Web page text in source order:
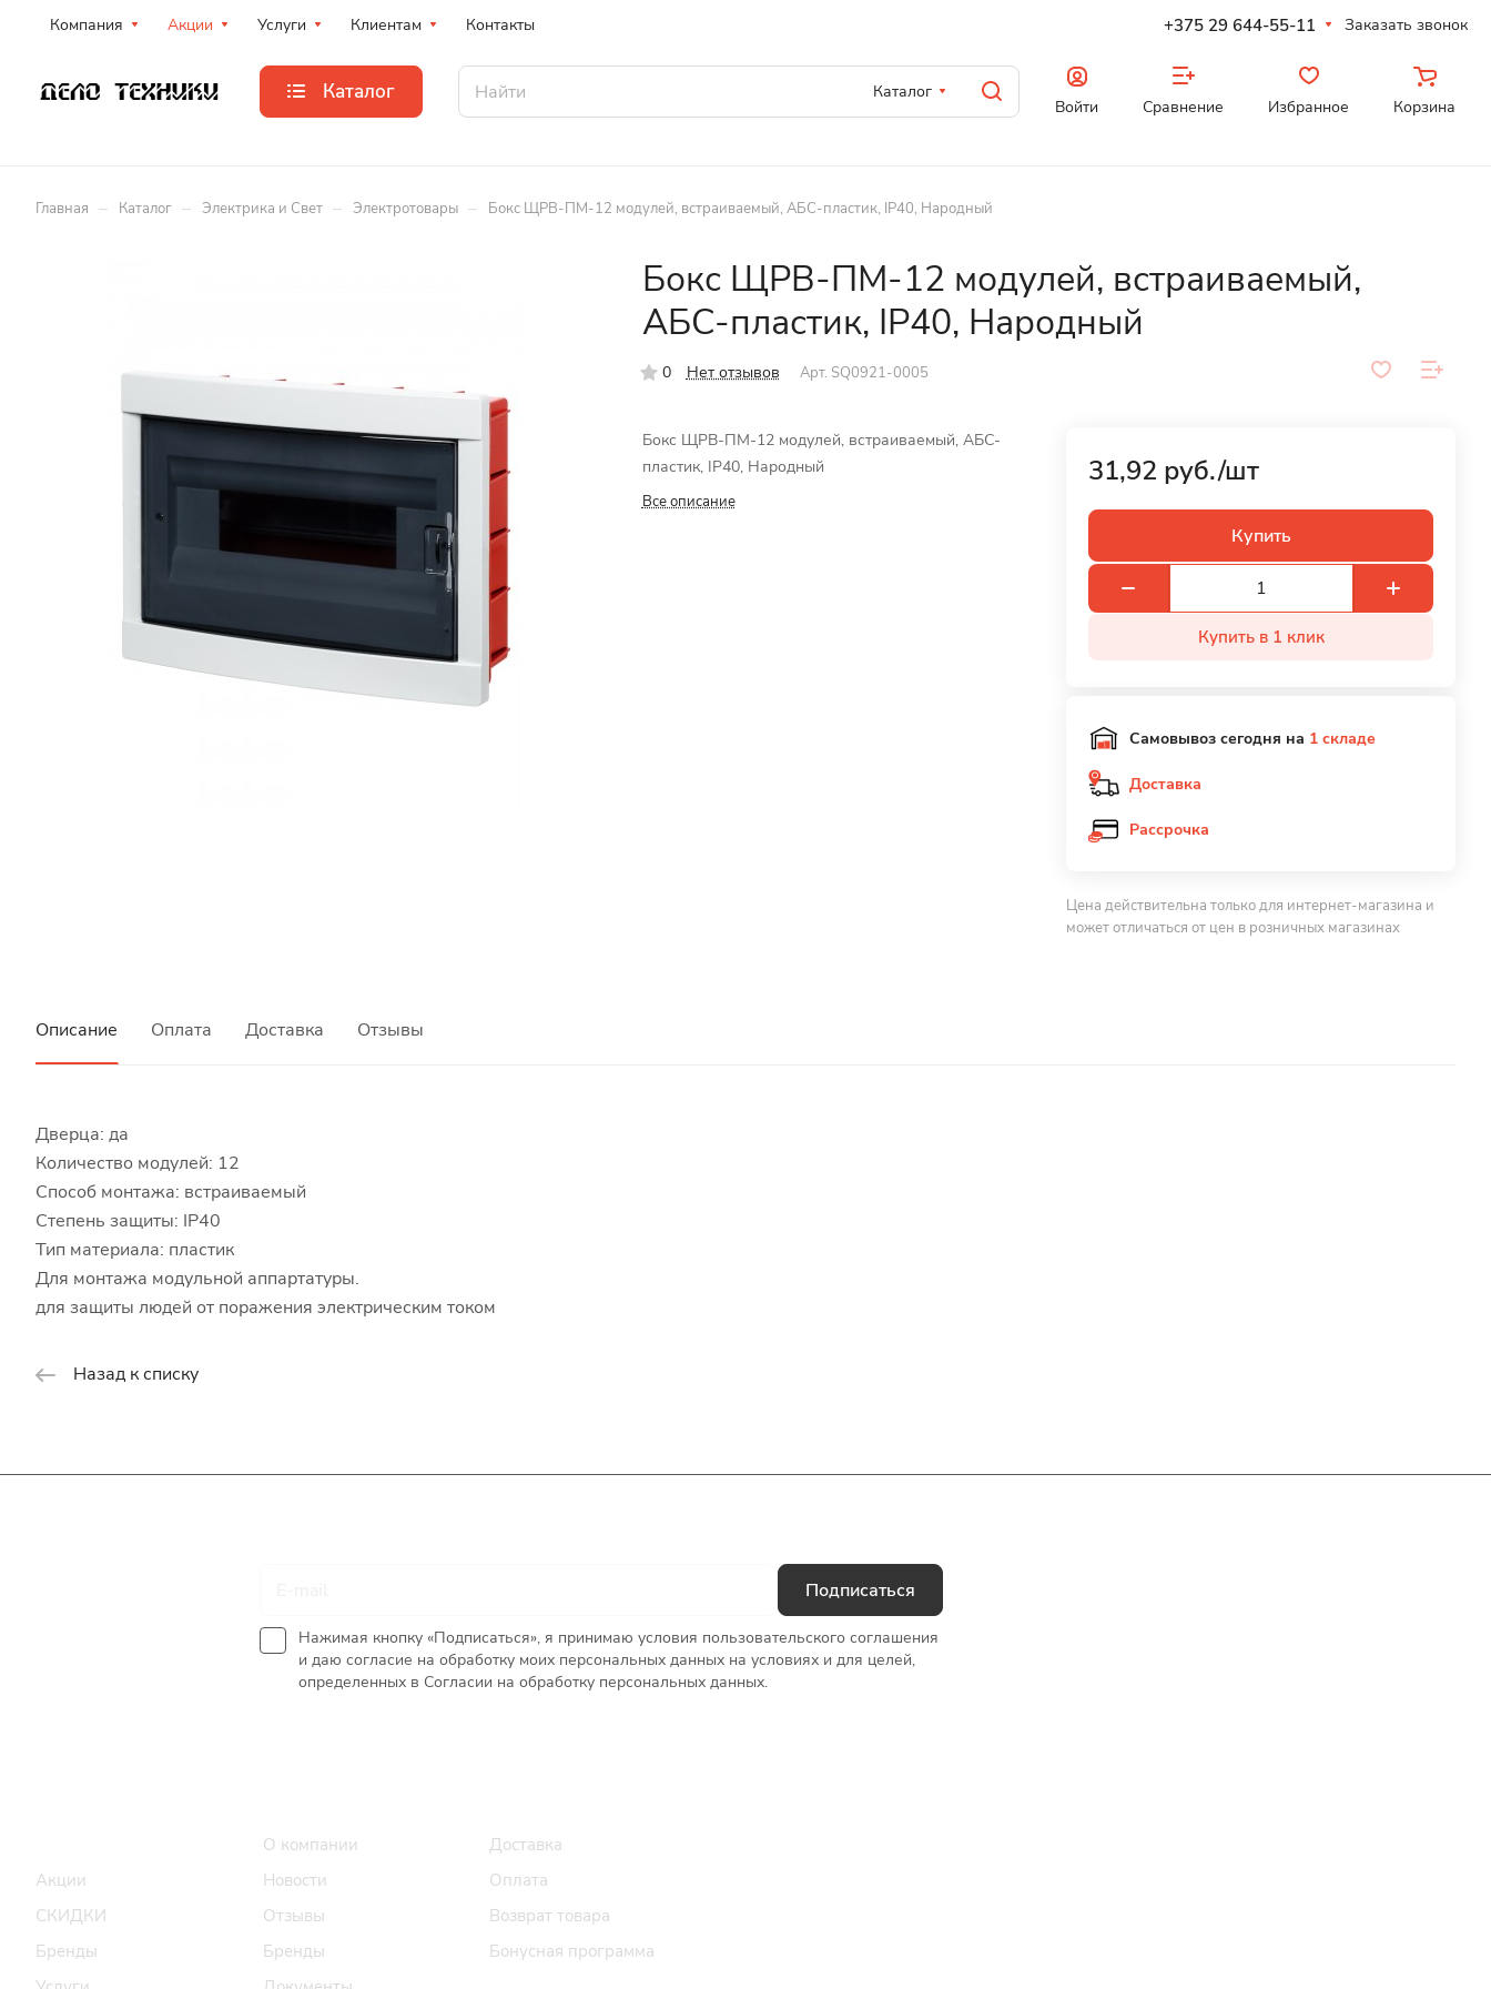
Компания Акции Услуги Клиентам Контакты +375 29 644-55-11 Заказать звонок
Каталог Каталог
Войти Сравнение Избранное Корзина
Главная – Каталог – Электрика и Свет – Электротовары – Бокс ЩРВ-ПМ-12 модулей, встраиваемый, АБС-пластик, IP40, Народный
Бокс ЩРВ-ПМ-12 модулей, встраиваемый,
АБС-пластик, IP40, Народный
0 Нет отзывов Арт. SQ0921-0005
Бокс ЩРВ-ПМ-12 модулей, встраиваемый, АБС-
пластик, IP40, Народный
Все описание
31,92 руб./шт
Купить
Купить в 1 клик
Самовывозсегодня на 1 складе
Доставка
Рассрочка
Цена действительна только для интернет-магазина и
может отличаться от цен в розничных магазинах
Описание Оплата Доставка Отзывы
Дверца: да
Количество модулей: 12
Способ монтажа: встраиваемый
Степень защиты: IP40
Тип материала: пластик
Для монтажа модульной аппартатуры.
для защиты людей от поражения электрическим током
Назад к списку
Подписаться
Нажимая кнопку «Подписаться», я принимаю условия пользовательского соглашения
и даю согласие на обработку моих персональных данных на условиях и для целей,
определенных в Согласии на обработку персональных данных.
Акции
СКИДКИ
Бренды
О компании
Новости
Отзывы
Бренды
Доставка
Оплата
Возврат товара
Бонусная программа